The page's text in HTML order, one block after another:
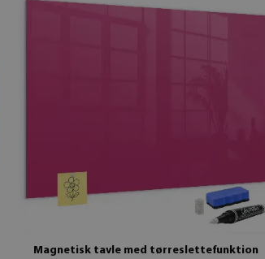
Magnetisk tavle med tørreslettefunktion